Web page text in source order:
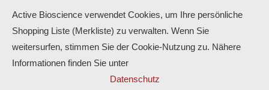
Active Bioscience verwendet Cookies, um Ihre persönliche
Shopping Liste (Merkliste) zu verwalten. Wenn Sie
weitersurfen, stimmen Sie der Cookie-Nutzung zu. Nähere
Informationen finden Sie unter
Datenschutz